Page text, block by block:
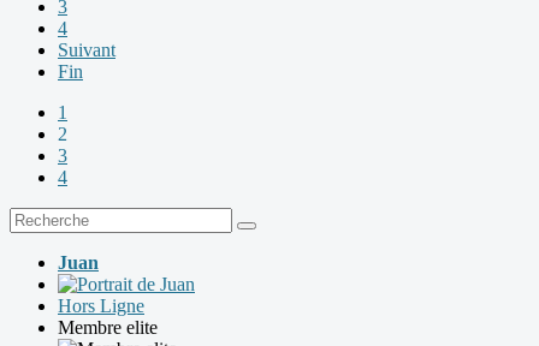
3
4
Suivant
Fin
1
2
3
4
Juan
Hors Ligne
Membre elite